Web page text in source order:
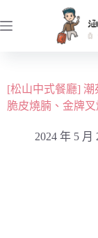
至
容[松山中式餐廳]
脆皮燒腩、金牌叉
2024 年 5 月